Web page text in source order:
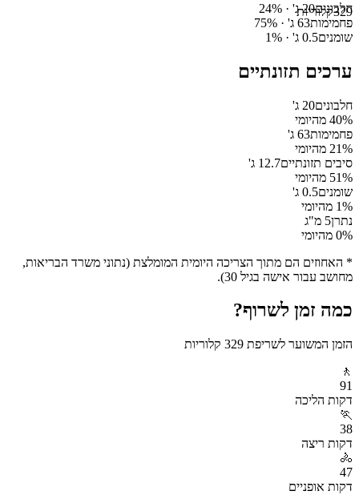
329קלוריותחלבונים20ג' · 24%
פחמימות63 ג' · 75%
שומנים0.5 ג' · 1%
ערכים תזונתיים
חלבונים20 ג'
40% מהיומי
פחמימות63 ג'
21% מהיומי
סיבים תזונתיים12.7 ג'
51% מהיומי
שומנים0.5 ג'
1% מהיומי
נתרן5 מ"ג
0% מהיומי
* האחוזים הם מתוך הצריכה היומית המומלצת (נתוני משרד הבריאות,
מחושב עבור אישה בגיל 30).
כמה זמן לשרוף?
הזמן המשוער לשריפת 329 קלוריות
🚶
91
דקות הליכה
🏃
38
דקות ריצה
🚴
47
דקות אופניים